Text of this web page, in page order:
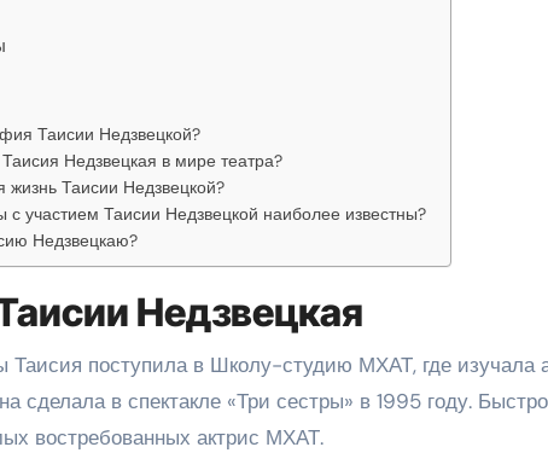
Таисии Недзвецкой?
Недзвецкая в мире театра?
жизнь Таисии Недзвецкой?
участием Таисии Недзвецкой наиболее известны?
Недзвецкаю?
Недзвецкая
Таисия поступила в Школу-студию МХАТ, где изучала
сделала в спектакле «Три сестры» в 1995 году.
востребованных актрис МХАТ.